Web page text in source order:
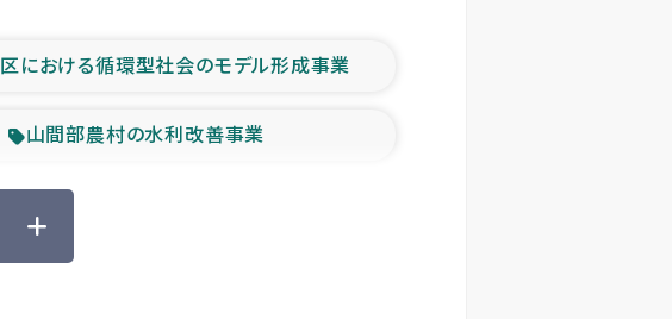
における循環型社会のモデル形成事業
山間部農村の水利改善事業
森林保全型農業の支援事業
大雨による洪水被災者支援